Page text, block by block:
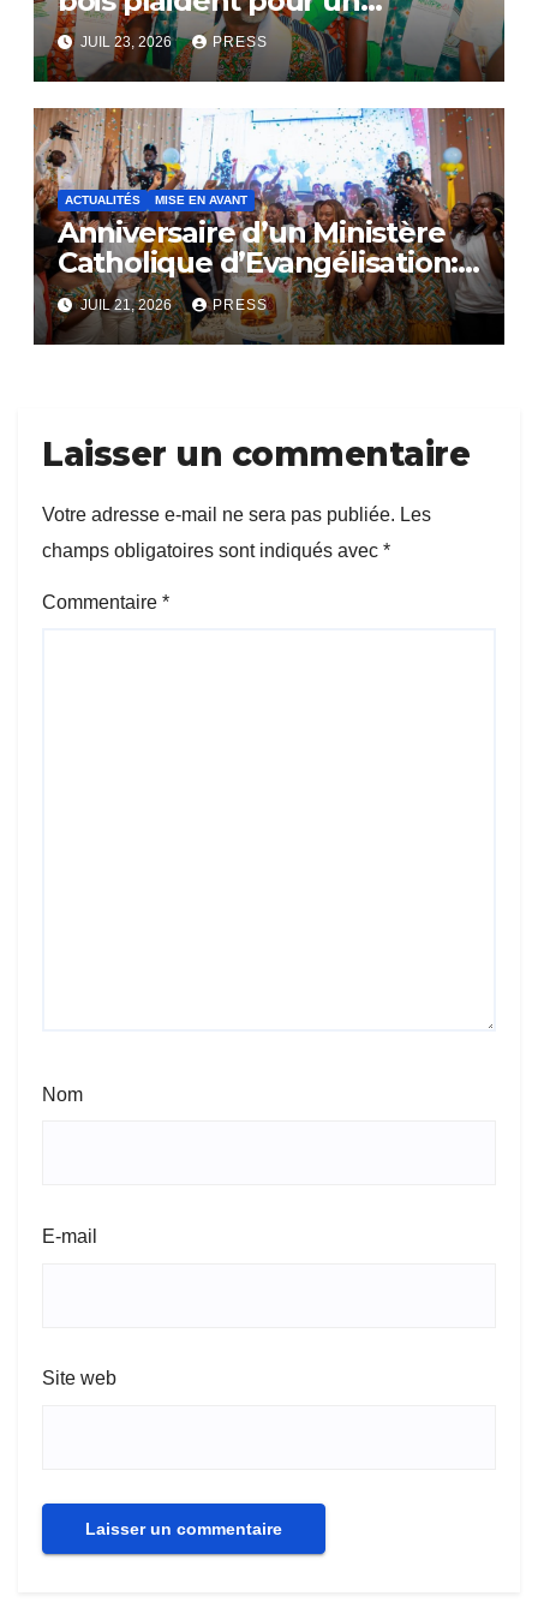
dialogue national
JUIL 23, 2026 PRESS
ACTUALITÉS MISE EN AVANT
Anniversaire d’un Ministère
Catholique d’Evangélisation:
Le SACERDOCE ROYAL
célèbre ses 16 ans d’existence
JUIL 21, 2026 PRESS
Laisser un commentaire
Votre adresse e-mail ne sera pas publiée. Les
champs obligatoires sont indiqués avec *
Commentaire *
Nom
E-mail
Site web